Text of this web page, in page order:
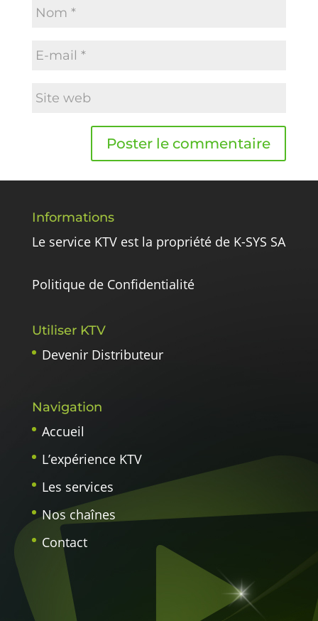
Informations
Le service KTV est la propriété de K-SYS SA
Politique de Confidentialité
Utiliser KTV
Devenir Distributeur
Navigation
Accueil
L’expérience KTV
Les services
Nos chaînes
Contact